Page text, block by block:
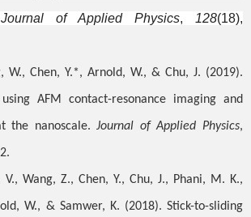
Journal of Applied Physics, 128(18),
W., Chen, Y.*, Arnold, W., & Chu, J. (2019).
using AFM contact-resonance imaging and
the nanoscale.Journal of Applied Physics,
V., Wang, Z., Chen, Y., Chu, J., Phani, M. K.,
W., & Samwer, K. (2018). Stick-to-sliding